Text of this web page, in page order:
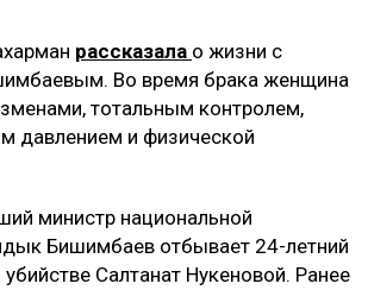
рассказала о жизни с
Во время брака женщина
тотальным контролем,
давлением и физической
министр национальной
Бишимбаев отбывает 24-летний
Салтанат Нукеновой. Ранее